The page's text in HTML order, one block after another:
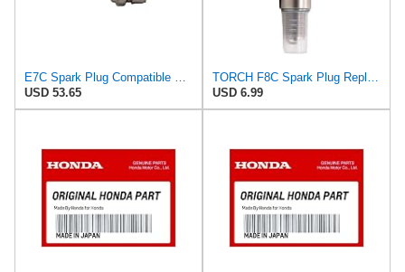
E7C Spark Plug Compatible With B6HS B7HS L82C L78C 4093 W22FS-U BERU 14Z-3CU Aftermarket Version(1
USD 53.65
TORCH F8C Spark Plug Replace for NGK 2411 B8ES,Honda 98079-58840,1PCS
USD 6.99